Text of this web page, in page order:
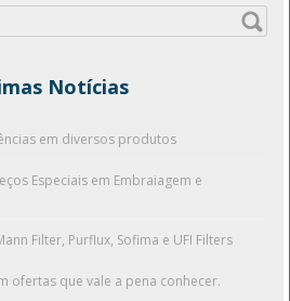
Notícias
em diversos produtos
Especiais em Embraiagem e
Filter, Purflux, Sofima e UFI Filters
ofertas que vale a pena conhecer.